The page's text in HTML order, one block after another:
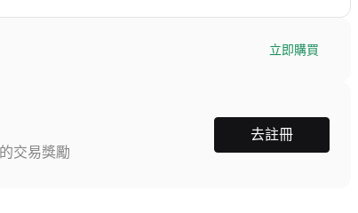
立即購買
交易獎勵
去註冊